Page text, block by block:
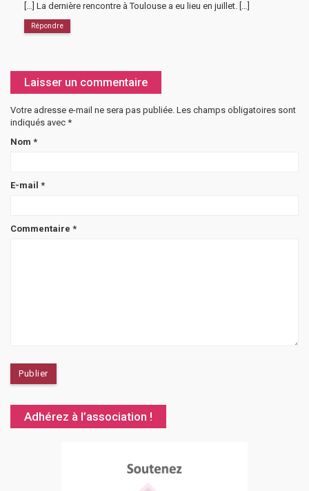
[…] La dernière rencontre à Toulouse a eu lieu en juillet. […]
Répondre
Laisser un commentaire
Votre adresse e-mail ne sera pas publiée. Les champs obligatoires sont
indiqués avec *
Nom *
E-mail *
Commentaire *
Adhérez à l’association !